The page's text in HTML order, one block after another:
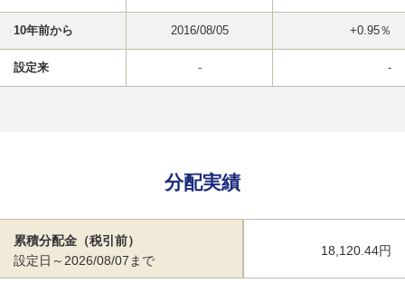
10年前から 2016/08/05 +0.95％
設定来 - -
分配実績
累積分配金（税引前）
設定日～2026/08/07まで
18,120.44円